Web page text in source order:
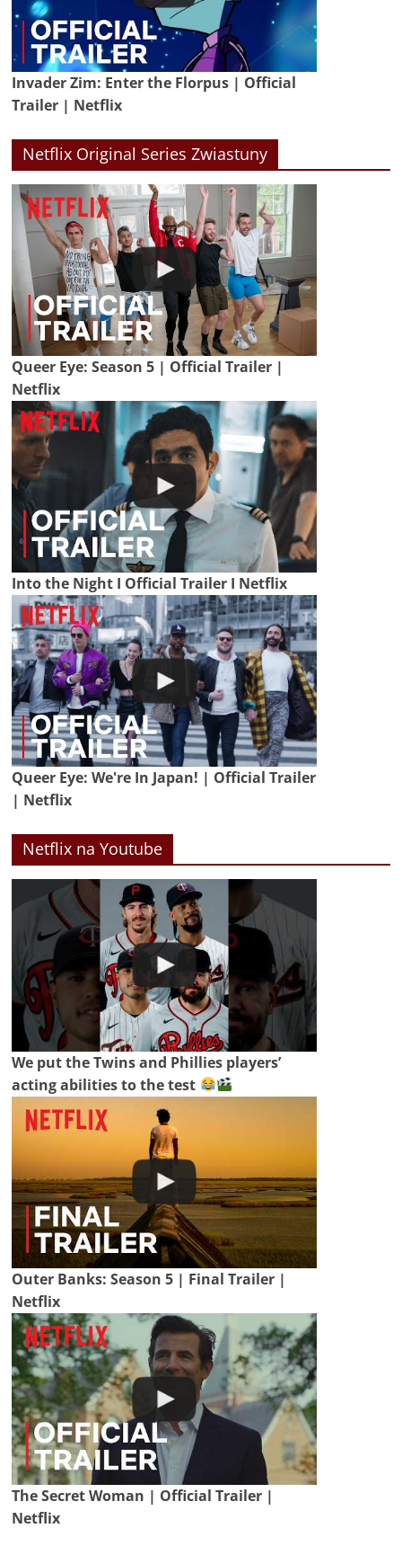
Invader Zim: Enter the Florpus | Official
Trailer | Netflix
Netflix Original Series Zwiastuny
Queer Eye: Season 5 | Official Trailer |
Netflix
Into the Night I Official Trailer I Netflix
Queer Eye: We're In Japan! | Official Trailer
| Netflix
Netflix na Youtube
We put the Twins and Phillies players’
acting abilities to the test
Outer Banks: Season 5 | Final Trailer |
Netflix
The Secret Woman | Official Trailer |
Netflix